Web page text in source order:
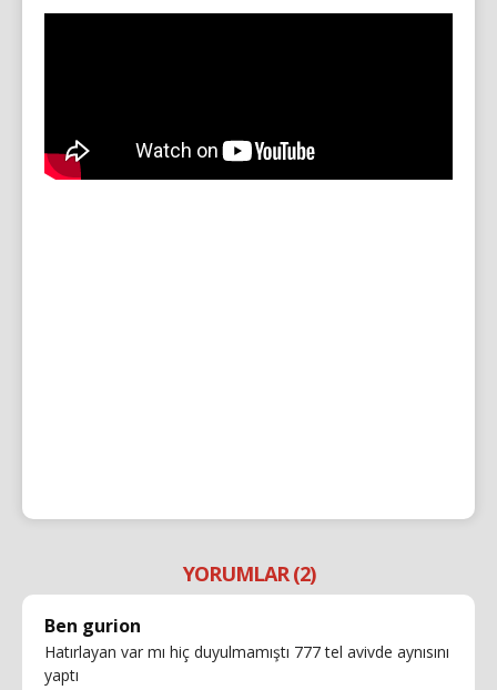
YORUMLAR (2)
Ben gurion
Hatırlayan var mı hiç duyulmamıştı 777 tel avivde aynısını
yaptı